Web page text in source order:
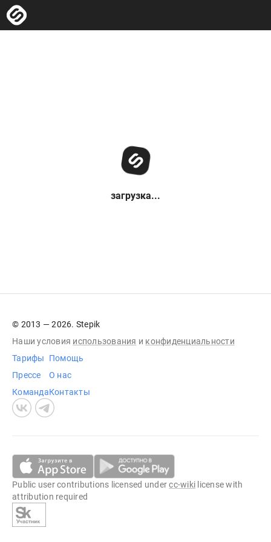
загрузка...
© 2013 — 2026. Stepik
Наши условия использования и конфиденциальности
Тарифы
Прессе
Команда
Помощь
О нас
Контакты
Public user contributions licensed undercc-wiki license with
attribution required